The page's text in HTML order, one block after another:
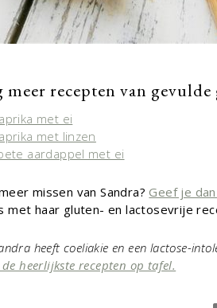
meer recepten van
met ei
met linzen
aardappel met ei
missen van Sandra? Geef je
met haar gluten- en lactosevrije
heeft coeliakie en een lactose-
heerlijkste recepten op tafel.